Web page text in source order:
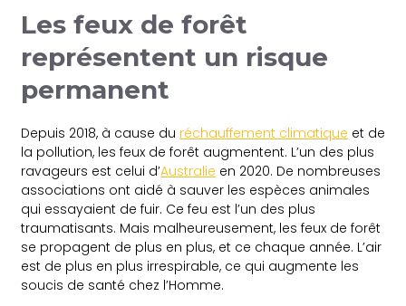
Les feux de forêt
représentent un risque
permanent
Depuis 2018, à cause du réchauffement climatique et de
la pollution, les feux de forêt augmentent. L’un des plus
ravageurs est celui d’Australie en 2020. De nombreuses
associations ont aidé à sauver les espèces animales
qui essayaient de fuir. Ce feu est l’un des plus
traumatisants. Mais malheureusement, les feux de forêt
se propagent de plus en plus, et ce chaque année. L’air
est de plus en plus irrespirable, ce qui augmente les
soucis de santé chez l’Homme.